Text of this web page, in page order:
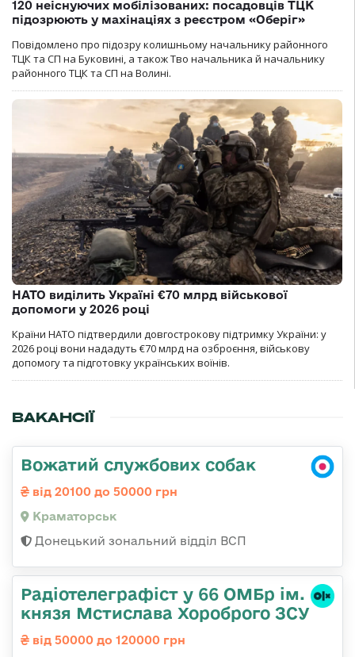
120 неіснуючих мобілізованих: посадовців ТЦК
підозрюють у махінаціях з реєстром «Оберіг»
Повідомлено про підозру колишньому начальнику районного
ТЦК та СП на Буковині, а також Тво начальника й начальнику
районного ТЦК та СП на Волині.
НАТО виділить Україні €70 млрд військової
допомоги у 2026 році
Країни НАТО підтвердили довгострокову підтримку України: у
2026 році вони нададуть €70 млрд на озброєння, військову
допомогу та підготовку українських воїнів.
ВАКАНСІЇ
Вожатий службових собак
від 20100 до 50000 грн
Краматорськ
Донецький зональний відділ ВСП
Радіотелеграфіст у 66 ОМБр ім.
князя Мстислава Хороброго ЗСУ
від 50000 до 120000 грн